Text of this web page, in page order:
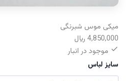
میکی موس شبرنگی
4,850,000 ﷼
موجود در انبار
سایز لباس